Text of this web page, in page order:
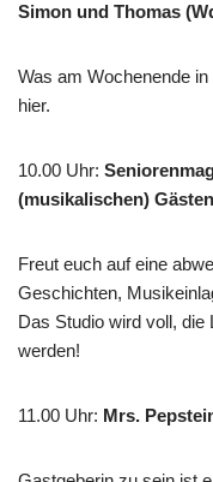
Simon und Thomas
Was am Wochenende
hier.
10.00 Uhr:
(musikalischen)
Freut euch auf eine
Geschichten,
Das Studio wird voll,
werden!
11.00 Uhr: Mrs.